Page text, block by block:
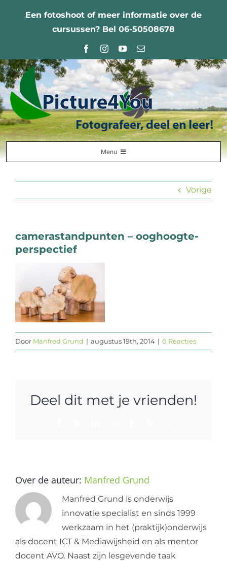
Een fotoshoot of meer informatie over de
cursussen? Bel 06-50508678
Menu
Vorige
camerastandpunten – ooghoogte-
perspectief
Door Manfred Grund | augustus 19th, 2014 | 0 Reacties
Deel dit met je vrienden!
Over de auteur: Manfred Grund
Manfred Grund is onderwijs
innovatie specialist en sinds 1999
werkzaam in het (praktijk)onderwijs
als docent ICT & Mediawijsheid en als mentor
docent AVO. Naast zijn lesgevende taak